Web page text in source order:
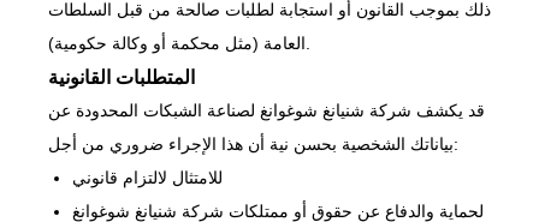
ذلك بموجب القانون أو استجابة لطلبات صالحة من قبل السلطات
المتطلبات القانونية
قد يكشف شركة شنيانغ شوغوانغ لصناعة الشبكات المحدودة عن
بياناتك الشخصية بحسن نية أن هذا الإجراء ضروري من أجل:
للامتثال لالتزام قانوني
لحماية والدفاع عن حقوق أو ممتلكات شركة شنيانغ شوغوانغ